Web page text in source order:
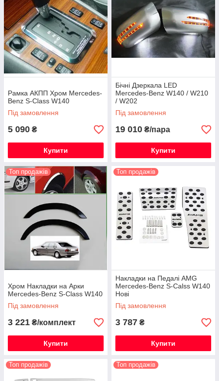
Рамка АКПП Хром Mercedes-
Benz S-Class W140
Під замовлення
5 090 ₴
Купити
Бічні Дзеркала LED
Mercedes-Benz W140 / W210
/ W202
Під замовлення
19 010 ₴/пара
Купити
Топ продажів
Хром Накладки на Арки
Mercedes-Benz S-Class W140
Під замовлення
3 221 ₴/комплект
Купити
Топ продажів
Накладки на Педалі AMG
Mercedes-Benz S-Calss W140
Нові
Під замовлення
3 787 ₴
Купити
Топ продажів Топ продажів